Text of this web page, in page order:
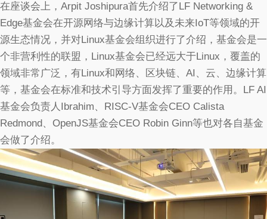
在座谈会上，Arpit Joshipura首先介绍了LF Networking &
Edge基金会在开源网络与边缘计算以及未来IoT等领域的开
源生态情况，并对Linux基金会组织进行了介绍，基金会是一
个非营利性的联盟，Linux基金会已经远大于Linux，覆盖的
领域非常广泛，有Linux和网络、区块链、AI、云、边缘计算
等，基金会在标准和技术引导方面发挥了重要的作用。LF AI
基金会负责人Ibrahim、RISC-V基金会CEO Calista
Redmond、OpenJS基金会CEO Robin Ginn等也对各自基金
会做了介绍。